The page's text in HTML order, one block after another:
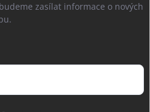
zasílat informace o nových